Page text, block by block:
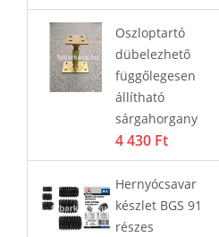
Oszloptartó
dübelezhető
függőlegesen
állítható
sárgahorgany
4 430 Ft
Hernyócsavar
készlet BGS 91
részes